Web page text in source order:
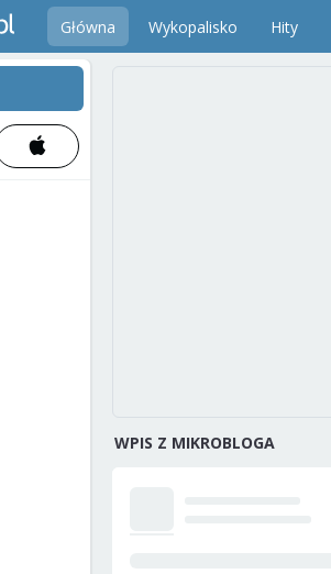
Główna Wykopalisko Hity
WPIS Z MIKROBLOGA